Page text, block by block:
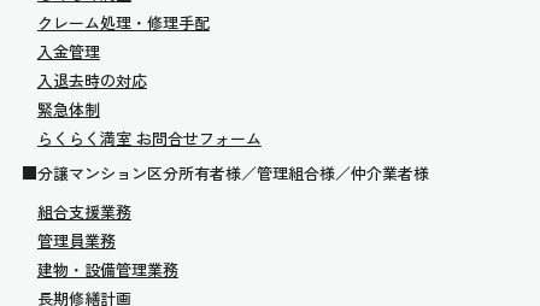
クレーム処理・修理手配
入金管理
入退去時の対応
緊急体制
らくらく満室 お問合せフォーム
■分譲マンション区分所有者様／管理組合様／仲介業者様
組合支援業務
管理員業務
建物・設備管理業務
長期修繕計画